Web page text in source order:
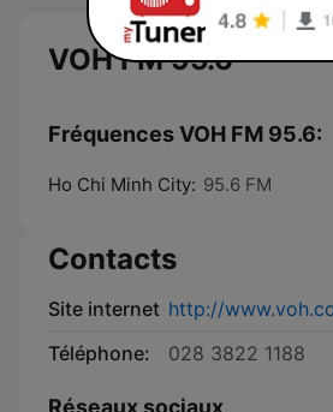
VOH FM 95.6
Fréquences VOH FM 95.6:
Ho Chi Minh City: 95.6 FM
Contacts
Site internet http://
Téléphone:
028 3822 1188
Réseaux sociaux